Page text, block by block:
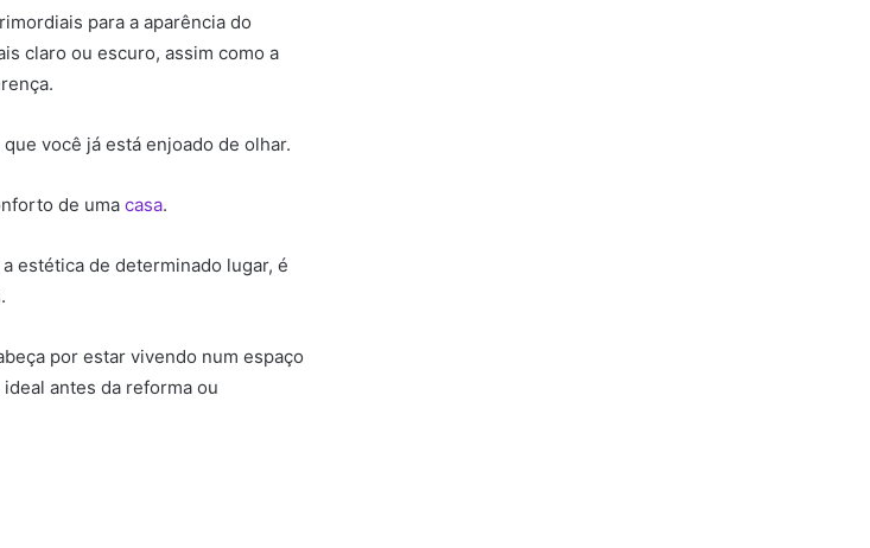
para a aparência do
claro ou escuro, assim como a
você já está enjoado de olhar.
de uma casa.
estética de determinado lugar, é
por estar vivendo num espaço
antes da reforma ou